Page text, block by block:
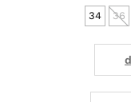
34 36